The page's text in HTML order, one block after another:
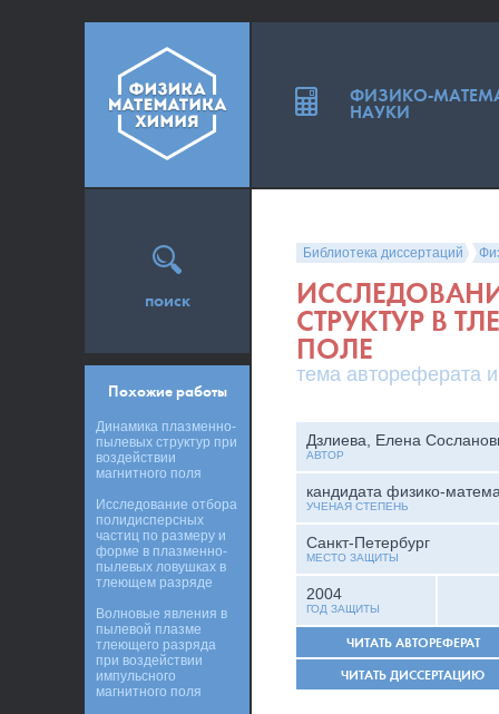
Библиотека диссертаций
СТРУКТУР В
ПОЛЕ
тема автореферата
Дзлиева, Елена
АВТОР
кандидата физико-
УЧЕНАЯ СТЕПЕНЬ
Санкт-Петербург
МЕСТО ЗАЩИТЫ
2004
ГОД ЗАЩИТЫ
ЧИТАТЬ АВТОРЕФЕРАТ
ЧИТАТЬ ДИССЕРТАЦИЮ
поиск
Похожие работы
Динамика плазменно-
пылевых структур при
воздействии
магнитного поля
Исследование отбора
полидисперсных
частиц по размеру и
форме в плазменно-
пылевых ловушках в
тлеющем разряде
Волновые явления в
пылевой плазме
тлеющего разряда
при воздействии
импульсного
магнитного поля
ФИЗИКО-
НАУКИ